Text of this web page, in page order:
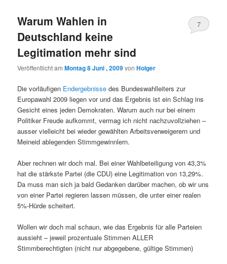
Warum Wahlen in
Deutschland keine
Legitimation mehr sind
Veröffentlicht amMontag 8 Juni , 2009vonHolger
7
Die vorläufigen Endergebnisse des Bundeswahlleiters zur
Europawahl 2009 liegen vor und das Ergebnis ist ein Schlag ins
Gesicht eines jeden Demokraten. Warum auch nur bei einem
Politiker Freude aufkommt, vermag ich nicht nachzuvollziehen –
ausser vielleicht bei wieder gewählten Arbeitsverweigerern und
Meineid ablegenden Stimmgewinnlern.
Aber rechnen wir doch mal. Bei einer Wahlbeteiligung von 43,3%
hat die stärkste Partei (die CDU) eine Legitimation von 13,29%.
Da muss man sich ja bald Gedanken darüber machen, ob wir uns
von einer Partei regieren lassen müssen, die unter einer realen
5%-Hürde scheitert.
Wollen wir doch mal schaun, wie das Ergebnis für alle Parteien
aussieht – jeweil prozentuale Stimmen ALLER
Stimmberechtigten (nicht nur abgegebene, gültige Stimmen)